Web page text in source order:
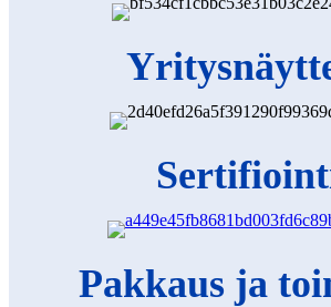
Pakkaus ja